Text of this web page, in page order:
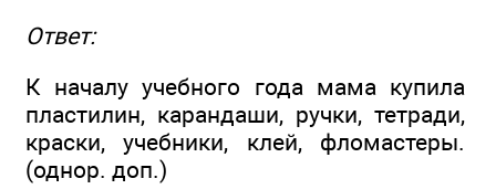
Ответ:
К началу учебного года мама купила
пластилин, карандаши, ручки, тетради,
краски, учебники, клей, фломастеры.
(однор. доп.)